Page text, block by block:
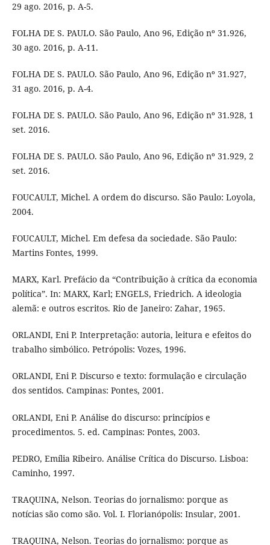
29 ago. 2016, p. A-5.
FOLHA DE S. PAULO. São Paulo, Ano 96, Edição nº 31.926,
30 ago. 2016, p. A-11.
FOLHA DE S. PAULO. São Paulo, Ano 96, Edição nº 31.927,
31 ago. 2016, p. A-4.
FOLHA DE S. PAULO. São Paulo, Ano 96, Edição nº 31.928, 1
set. 2016.
FOLHA DE S. PAULO. São Paulo, Ano 96, Edição nº 31.929, 2
set. 2016.
FOUCAULT, Michel. A ordem do discurso. São Paulo: Loyola,
2004.
FOUCAULT, Michel. Em defesa da sociedade. São Paulo:
Martins Fontes, 1999.
MARX, Karl. Prefácio da “Contribuição à crítica da economia
política”. In: MARX, Karl; ENGELS, Friedrich. A ideologia
alemã: e outros escritos. Rio de Janeiro: Zahar, 1965.
ORLANDI, Eni P. Interpretação: autoria, leitura e efeitos do
trabalho simbólico. Petrópolis: Vozes, 1996.
ORLANDI, Eni P. Discurso e texto: formulação e circulação
dos sentidos. Campinas: Pontes, 2001.
ORLANDI, Eni P. Análise do discurso: princípios e
procedimentos. 5. ed. Campinas: Pontes, 2003.
PEDRO, Emília Ribeiro. Análise Crítica do Discurso. Lisboa:
Caminho, 1997.
TRAQUINA, Nelson. Teorias do jornalismo: porque as
notícias são como são. Vol. I. Florianópolis: Insular, 2001.
TRAQUINA, Nelson. Teorias do jornalismo: porque as